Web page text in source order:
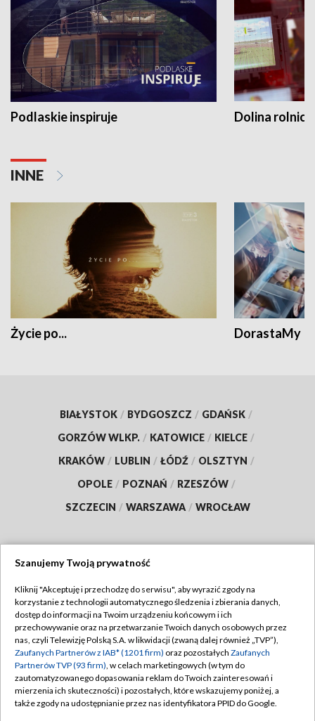
Podlaskie inspiruje Dolina
INNE
Życie po... DorastaMy
BIAŁYSTOK / BYDGOSZCZ / GDAŃSK /
GORZÓW WLKP. / KATOWICE / KIELCE /
KRAKÓW / LUBLIN / ŁÓDŹ / OLSZTYN /
OPOLE / POZNAŃ / RZESZÓW /
SZCZECIN / WARSZAWA / WROCŁAW
TVP
Abonament TVP
Emisja w TVP
Centrum informacji TVP
Naziemna Telewizja Cyfrowa
Regulamin TVP
Polityka prywatności
Moje zgody
Pomoc
Szanujemy Twoją prywatność
Kliknij "Akceptuję i przechodzę do serwisu", aby wyrazić zgody na
korzystanie z technologii automatycznego śledzenia i zbierania danych,
dostęp do informacji na Twoim urządzeniu końcowym i ich
przechowywanie oraz na przetwarzanie Twoich danych osobowych przez
nas, czyli Telewizję Polską S.A. w likwidacji (zwaną dalej również „TVP”),
Zaufanych Partnerów z IAB* (1201 firm) oraz pozostałych Zaufanych
Partnerów TVP (93 firm), w celach marketingowych (w tym do
zautomatyzowanego dopasowania reklam do Twoich zainteresowań i
mierzenia ich skuteczności) i pozostałych, które wskazujemy poniżej, a
także zgody na udostępnianie przez nas identyfikatora PPID do Google.